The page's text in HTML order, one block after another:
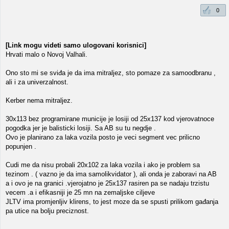
0
[Link mogu videti samo ulogovani korisnici]
Hrvati malo o Novoj Valhali.
Ono sto mi se sviđa je da ima mitraljez, sto pomaze za samoodbranu ,
ali i za univerzalnost.
Kerber nema mitraljez.
30x113 bez programirane municije je losiji od 25x137 kod vjerovatnoce
pogodka jer je balisticki losiji. Sa AB su tu negdje .
Ovo je planirano za laka vozila posto je veci segment vec prilicno
popunjen .
Cudi me da nisu probali 20x102 za laka vozila i ako je problem sa
tezinom . ( vazno je da ima samolikvidator ), ali onda je zaboravi na AB
a i ovo je na granici .vjerojatno je 25x137 rasiren pa se nadaju trzistu
vecem .a i efikasniji je 25 mn na zemaljske ciljeve
JLTV ima promjenljiv klirens, to jest moze da se spusti prilikom gađanja
pa utice na bolju preciznost.